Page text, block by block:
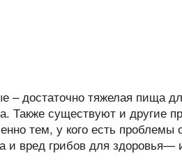
– достаточно тяжелая пища
Также существуют и другие
тем, у кого есть
и вред грибов для